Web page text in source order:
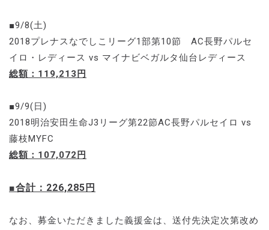
■9/8(土)
2018プレナスなでしこリーグ1部第10節 AC長野パルセ
イロ・レディース vs マイナビベガルタ仙台レディース
総額：119,213円
■9/9(日)
2018明治安田生命J3リーグ第22節AC長野パルセイロ vs
藤枝MYFC
総額：107,072円
■合計：226,285円
なお、募金いただきました義援金は、送付先決定次第改め